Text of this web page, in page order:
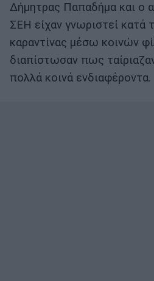
Δήμητρας Παπαδήμα και ο
ΣΕΗ είχαν γνωριστεί κατά
καραντίνας μέσω κοινών
διαπίστωσαν πως
πολλά κοινά ενδιαφέροντα.